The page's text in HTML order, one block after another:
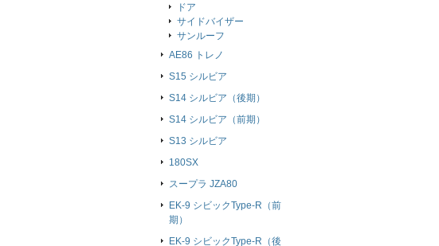
ドア
サイドバイザー
サンルーフ
AE86 トレノ
S15 シルビア
S14 シルビア（後期）
S14 シルビア（前期）
S13 シルビア
180SX
スープラ JZA80
EK-9 シビックType-R（前
期）
EK-9 シビックType-R（後